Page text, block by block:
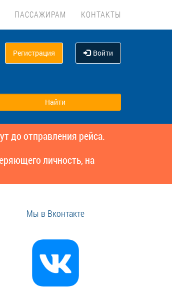
ПАССАЖИРАМ КОНТАКТЫ
Регистрация Войти
до отправления рейса.
личность, на
Мы в Вконтакте